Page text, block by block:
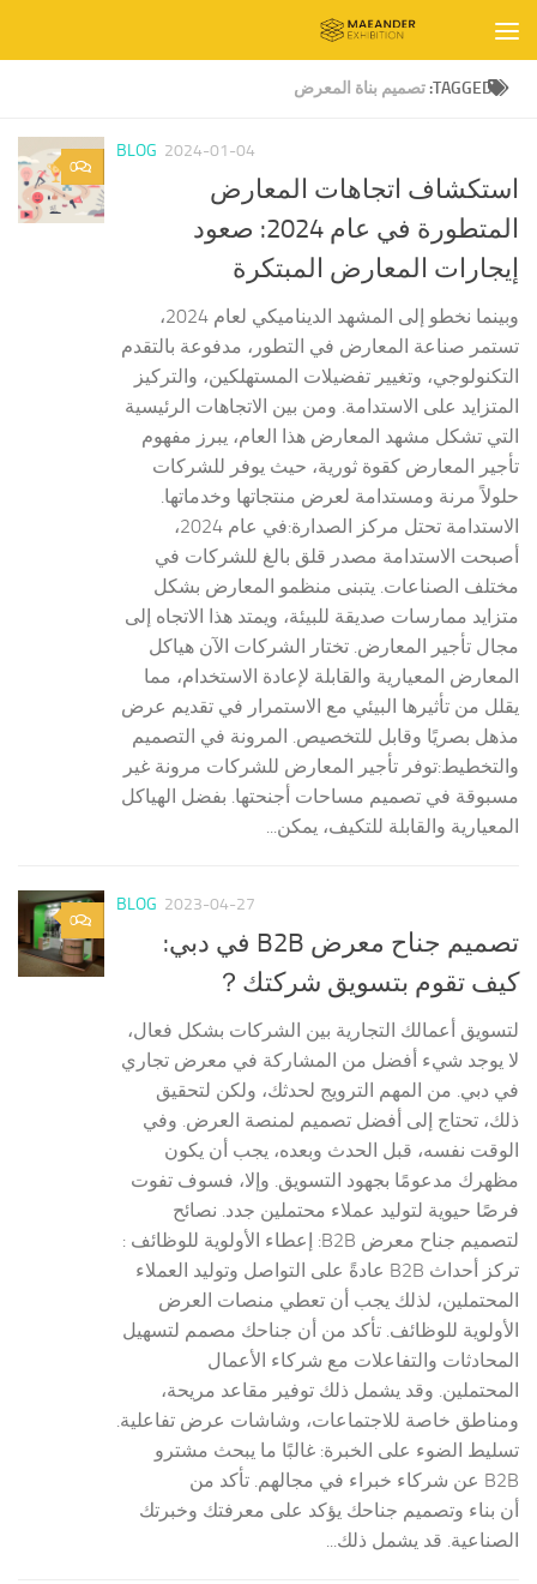
TAGGED: تصميم بناة المعرض
0
BLOG 2024-01-04
استكشاف اتجاهات المعارض
المتطورة في عام 2024: صعود
إيجارات المعارض المبتكرة
وبينما نخطو إلى المشهد الديناميكي لعام 2024،
تستمر صناعة المعارض في التطور، مدفوعة بالتقدم
التكنولوجي، وتغيير تفضيلات المستهلكين، والتركيز
المتزايد على الاستدامة. ومن بين الاتجاهات الرئيسية
التي تشكل مشهد المعارض هذا العام، يبرز مفهوم
تأجير المعارض كقوة ثورية، حيث يوفر للشركات
حلولاً مرنة ومستدامة لعرض منتجاتها وخدماتها.
الاستدامة تحتل مركز الصدارة:في عام 2024،
أصبحت الاستدامة مصدر قلق بالغ للشركات في
مختلف الصناعات. يتبنى منظمو المعارض بشكل
متزايد ممارسات صديقة للبيئة، ويمتد هذا الاتجاه إلى
مجال تأجير المعارض. تختار الشركات الآن هياكل
المعارض المعيارية والقابلة لإعادة الاستخدام، مما
يقلل من تأثيرها البيئي مع الاستمرار في تقديم عرض
مذهل بصريًا وقابل للتخصيص. المرونة في التصميم
والتخطيط:توفر تأجير المعارض للشركات مرونة غير
مسبوقة في تصميم مساحات أجنحتها. بفضل الهياكل
المعيارية والقابلة للتكيف، يمكن...
0
BLOG 2023-04-27
تصميم جناح معرض B2B في دبي:
كيف تقوم بتسويق شركتك？
لتسويق أعمالك التجارية بين الشركات بشكل فعال،
لا يوجد شيء أفضل من المشاركة في معرض تجاري
في دبي. من المهم الترويج لحدثك، ولكن لتحقيق
ذلك، تحتاج إلى أفضل تصميم لمنصة العرض. وفي
الوقت نفسه، قبل الحدث وبعده، يجب أن يكون
مظهرك مدعومًا بجهود التسويق. وإلا، فسوف تفوت
فرصًا حيوية لتوليد عملاء محتملين جدد. نصائح
لتصميم جناح معرض B2B: إعطاء الأولوية للوظائف :
تركز أحداث B2B عادةً على التواصل وتوليد العملاء
المحتملين، لذلك يجب أن تعطي منصات العرض
الأولوية للوظائف. تأكد من أن جناحك مصمم لتسهيل
المحادثات والتفاعلات مع شركاء الأعمال
المحتملين. وقد يشمل ذلك توفير مقاعد مريحة،
ومناطق خاصة للاجتماعات، وشاشات عرض تفاعلية.
تسليط الضوء على الخبرة: غالبًا ما يبحث مشترو
B2B عن شركاء خبراء في مجالهم. تأكد من
أن بناء وتصميم جناحك يؤكد على معرفتك وخبرتك
الصناعية. قد يشمل ذلك...